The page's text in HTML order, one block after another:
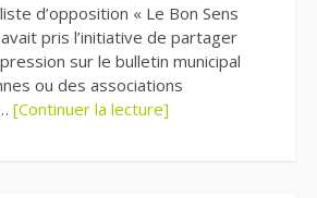
d’opposition « Le Bon Sens
pris l’initiative de partager
sur le bulletin municipal
ou des associations
[Continuer la lecture]